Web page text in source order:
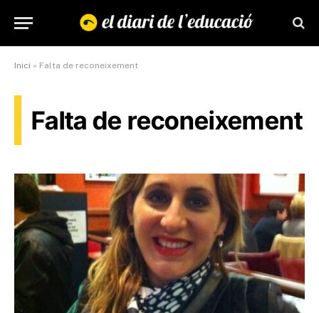
Inici » Falta de reconeixement
Falta de reconeixement